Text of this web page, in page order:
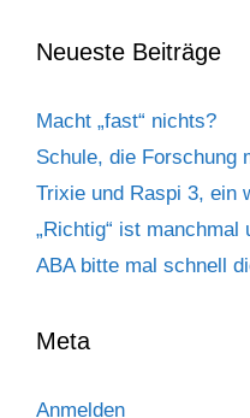
Neueste Beiträge
Macht „fast“ nichts?
Schule, die Forschung
Trixie und Raspi 3, ein
„Richtig“ ist manchmal
ABA bitte mal schnell
Meta
Anmelden